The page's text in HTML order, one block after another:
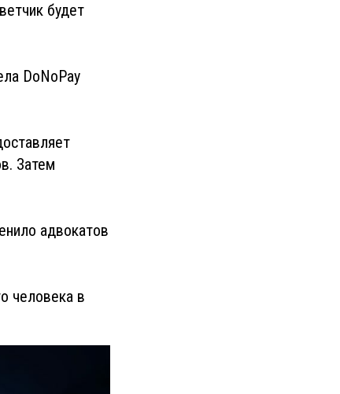
будет
DoNoPay
Затем
адвокатов
человека в